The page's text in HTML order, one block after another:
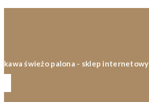
kawa świeżo palona - sklep internetowy